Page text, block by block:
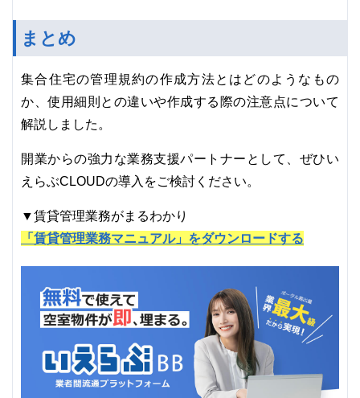
まとめ
集合住宅の管理規約の作成方法とはどのようなもの
か、使用細則との違いや作成する際の注意点について
解説しました。
開業からの強力な業務支援パートナーとして、ぜひい
えらぶCLOUDの導入をご検討ください。
▼賃貸管理業務がまるわかり
「賃貸管理業務マニュアル」をダウンロードする